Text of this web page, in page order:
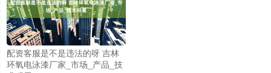
配资客服是不是违法的呀 吉林
环氧电泳漆厂家_市场_产品_技